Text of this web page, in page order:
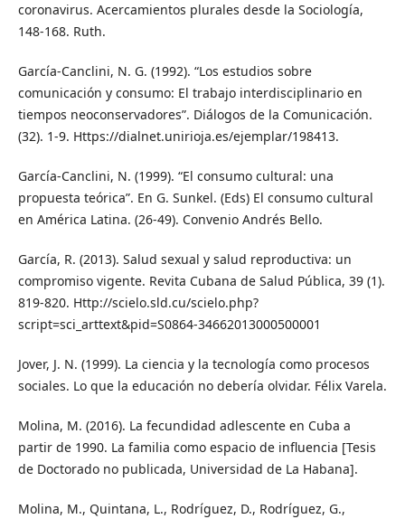
coronavirus. Acercamientos plurales desde la Sociología,
148-168. Ruth.
García-Canclini, N. G. (1992). “Los estudios sobre
comunicación y consumo: El trabajo interdisciplinario en
tiempos neoconservadores”. Diálogos de la Comunicación.
(32). 1-9. Https://dialnet.unirioja.es/ejemplar/198413.
García-Canclini, N. (1999). “El consumo cultural: una
propuesta teórica”. En G. Sunkel. (Eds) El consumo cultural
en América Latina. (26-49). Convenio Andrés Bello.
García, R. (2013). Salud sexual y salud reproductiva: un
compromiso vigente. Revita Cubana de Salud Pública, 39 (1).
819-820. Http://scielo.sld.cu/scielo.php?
script=sci_arttext&pid=S0864-34662013000500001
Jover, J. N. (1999). La ciencia y la tecnología como procesos
sociales. Lo que la educación no debería olvidar. Félix Varela.
Molina, M. (2016). La fecundidad adlescente en Cuba a
partir de 1990. La familia como espacio de influencia [Tesis
de Doctorado no publicada, Universidad de La Habana].
Molina, M., Quintana, L., Rodríguez, D., Rodríguez, G.,